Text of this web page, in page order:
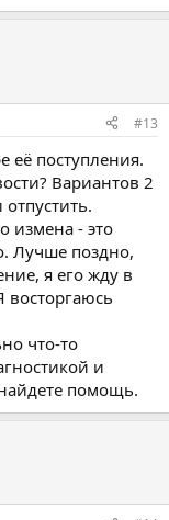
#13
её поступления.
Вариантов 2
измена - это
Лучше поздно,
я его жду в
восторгаюсь
что-то
и
помощь.